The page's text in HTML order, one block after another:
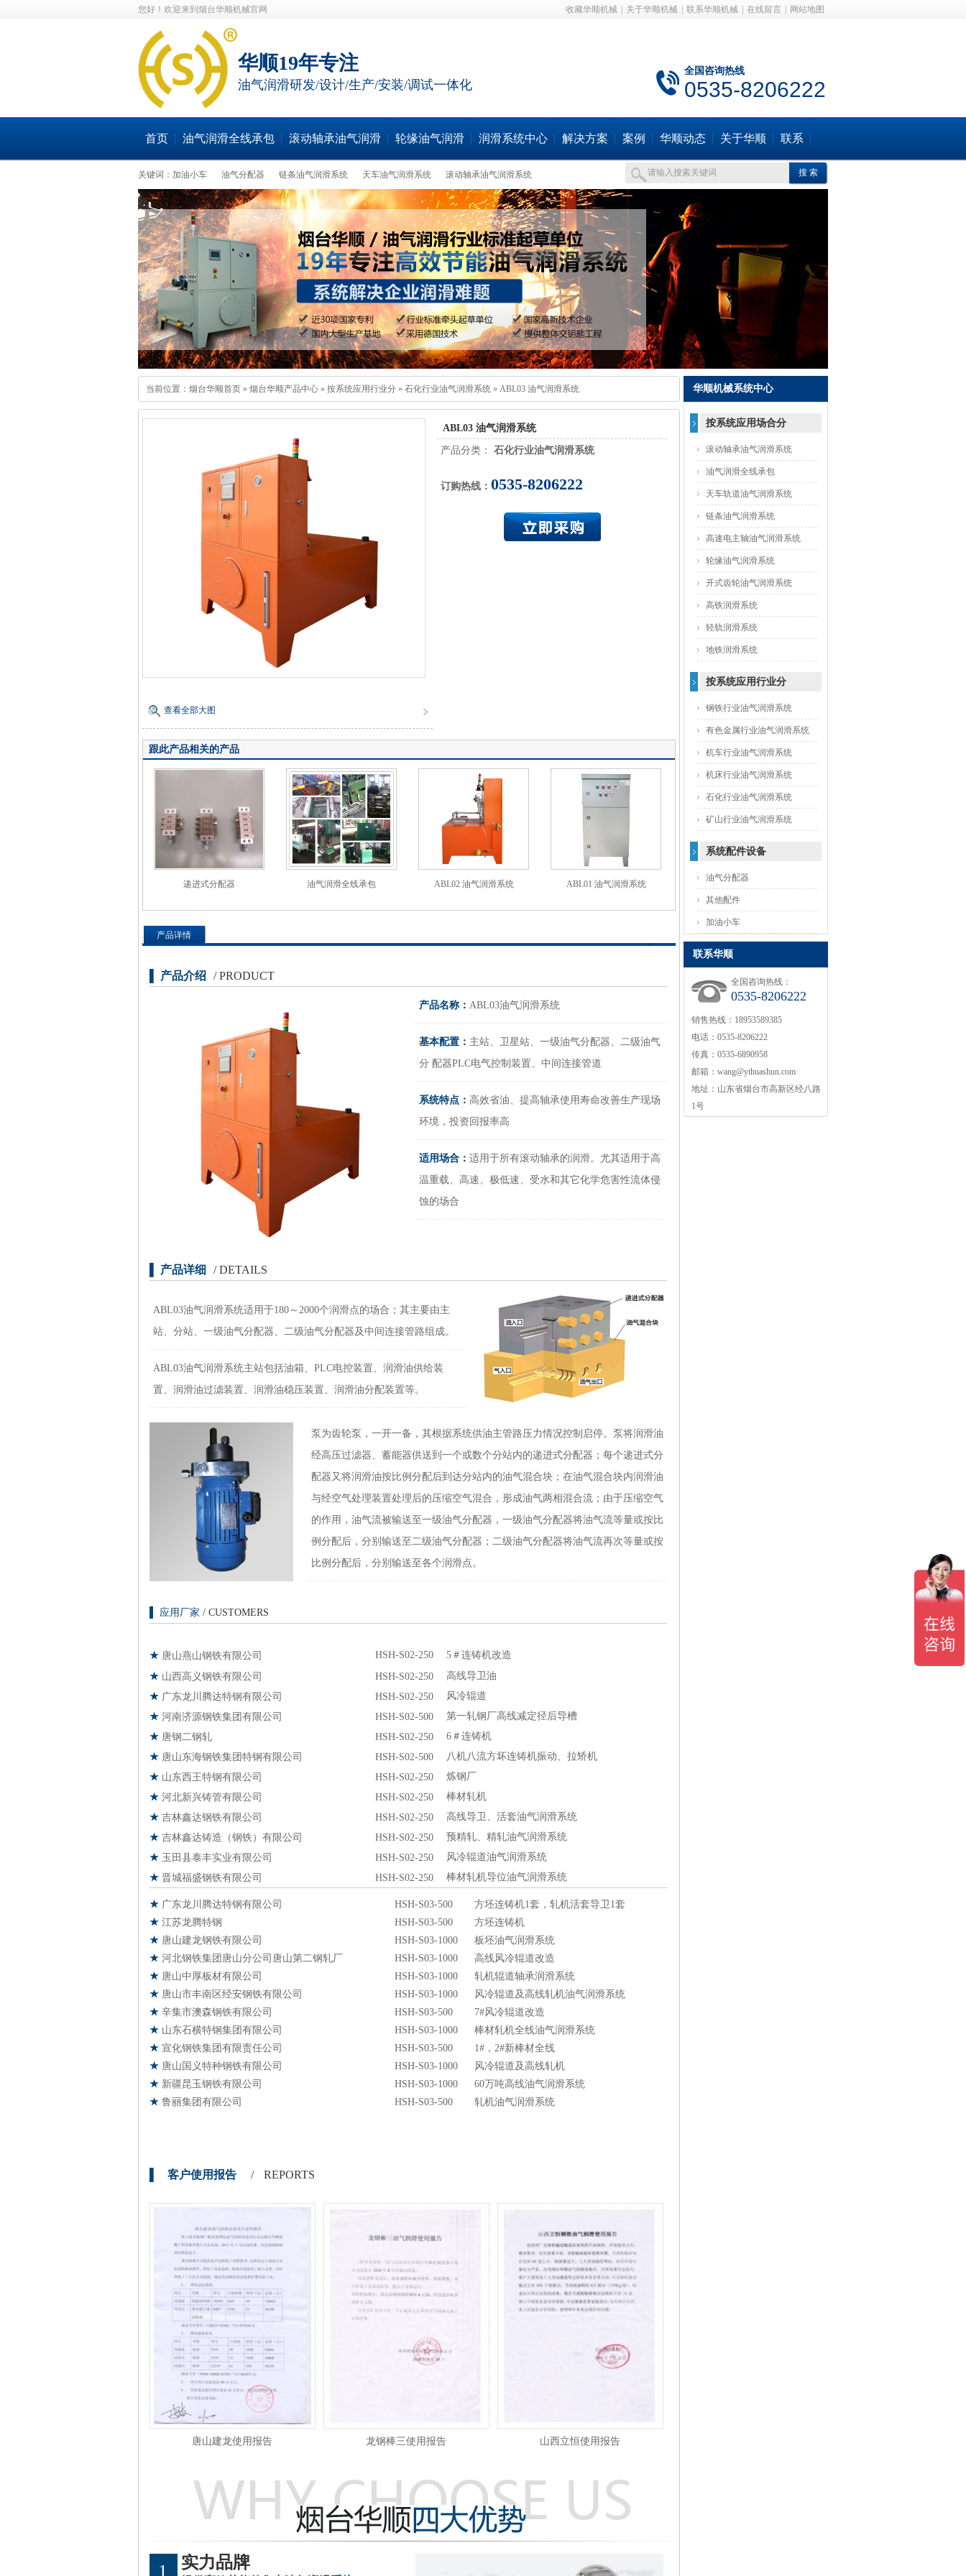
收藏华顺机械 关于华顺机械 联系华顺机械 在线留言 网站地图
您好！欢迎来到烟台华顺机械官网
全国咨询热线
0535-8206222
华顺19年专注
油气润滑研发/设计/生产/安装/调试一体化
首页 油气润滑全线承包 滚动轴承油气润滑 轮缘油气润滑 润滑系统中心 解决方案 案例 华顺动态 关于华顺 联系
关键词： 加油小车 油气分配器 链条油气润滑系统 天车油气润滑系统 滚动轴承油气润滑系统
当前位置： 烟台华顺首页 » 烟台华顺产品中心 » 按系统应用行业分 » 石化行业油气润滑系统 » ABL03 油气润滑系统
查看全部大图
ABL03 油气润滑系统
产品分类： 石化行业油气润滑系统
订购热线： 0535-8206222
跟此产品相关的产品
递进式分配器 油气润滑全线承包 ABL02 油气润滑系统 ABL01 油气润滑系统
产品详情
▌ 产品介绍 / PRODUCT
产品名称： ABL03油气润滑系统
基本配置： 主站、卫星站、一级油气分配器、二级油气
分 配器PLC电气控制装置、中间连接管道
系统特点： 高效省油、提高轴承使用寿命改善生产现场
环境，投资回报率高
适用场合： 适用于所有滚动轴承的润滑。尤其适用于高
温重载、高速、极低速、受水和其它化学危害性流体侵
蚀的场合
▌ 产品详细 / DETAILS
ABL03油气润滑系统适用于180～2000个润滑点的场合；其主要由主
站、分站、一级油气分配器、二级油气分配器及中间连接管路组成。
ABL03油气润滑系统主站包括油箱、PLC电控装置、润滑油供给装
置、润滑油过滤装置、润滑油稳压装置、润滑油分配装置等。
泵为齿轮泵，一开一备，其根据系统供油主管路压力情况控制启停。泵将润滑油
经高压过滤器、蓄能器供送到一个或数个分站内的递进式分配器；每个递进式分
配器又将润滑油按比例分配后到达分站内的油气混合块；在油气混合块内润滑油
与经空气处理装置处理后的压缩空气混合，形成油气两相混合流；由于压缩空气
的作用，油气流被输送至一级油气分配器，一级油气分配器将油气流等量或按比
例分配后，分别输送至二级油气分配器；二级油气分配器将油气流再次等量或按
比例分配后，分别输送至各个润滑点。
▌ 应用厂家 / CUSTOMERS
★ 唐山燕山钢铁有限公司 HSH-S02-250 5＃连铸机改造
★ 山西高义钢铁有限公司 HSH-S02-250 高线导卫油
★ 广东龙川腾达特钢有限公司 HSH-S02-250 风冷辊道
★ 河南济源钢铁集团有限公司 HSH-S02-500 第一轧钢厂高线减定径后导槽
★ 唐钢二钢轧 HSH-S02-250 6＃连铸机
★ 唐山东海钢铁集团特钢有限公司 HSH-S02-500 八机八流方坏连铸机振动、拉矫机
★ 山东西王特钢有限公司 HSH-S02-250 炼钢厂
★ 河北新兴铸管有限公司 HSH-S02-250 棒材轧机
★ 吉林鑫达钢铁有限公司 HSH-S02-250 高线导卫、活套油气润滑系统
★ 吉林鑫达铸造（钢铁）有限公司 HSH-S02-250 预精轧、精轧油气润滑系统
★ 玉田县泰丰实业有限公司 HSH-S02-250 风冷辊道油气润滑系统
★ 晋城福盛钢铁有限公司 HSH-S02-250 棒材轧机导位油气润滑系统
★ 广东龙川腾达特钢有限公司 HSH-S03-500
方坯连铸机1套，轧机活套导卫1套
★ 江苏龙腾特钢 HSH-S03-500
方坯连铸机
★ 唐山建龙钢铁有限公司 HSH-S03-1000
板坯油气润滑系统
★ 河北钢铁集团唐山分公司唐山第二钢轧厂 HSH-S03-1000
高线风冷辊道改造
★ 唐山中厚板材有限公司 HSH-S03-1000
轧机辊道轴承润滑系统
★ 唐山市丰南区经安钢铁有限公司 HSH-S03-1000
风冷辊道及高线轧机油气润滑系统
★ 辛集市澳森钢铁有限公司 HSH-S03-500
7#风冷辊道改造
★ 山东石横特钢集团有限公司 HSH-S03-1000
棒材轧机全线油气润滑系统
★ 宣化钢铁集团有限责任公司 HSH-S03-500
1#，2#新棒材全线
★ 唐山国义特种钢铁有限公司 HSH-S03-1000
风冷辊道及高线轧机
★ 新疆昆玉钢铁有限公司 HSH-S03-1000
60万吨高线油气润滑系统
★ 鲁丽集团有限公司 HSH-S03-500 轧机油气润滑系统
▌ 客户使用报告 / REPORTS
唐山建龙使用报告 龙钢棒三使用报告 山西立恒使用报告
1 实力品牌
华顺机械系统中心
按系统应用场合分
滚动轴承油气润滑系统
油气润滑全线承包
天车轨道油气润滑系统
链条油气润滑系统
高速电主轴油气润滑系统
轮缘油气润滑系统
开式齿轮油气润滑系统
高铁润滑系统
轻轨润滑系统
地铁润滑系统
按系统应用行业分
钢铁行业油气润滑系统
有色金属行业油气润滑系统
机车行业油气润滑系统
机床行业油气润滑系统
石化行业油气润滑系统
矿山行业油气润滑系统
系统配件设备
油气分配器
其他配件
加油小车
联系华顺
全国咨询热线：
0535-8206222
销售热线：18953589385
电话：0535-8206222
传真：0535-6890958
邮箱：wang@ythuashun.com
地址：山东省烟台市高新区经八路
1号